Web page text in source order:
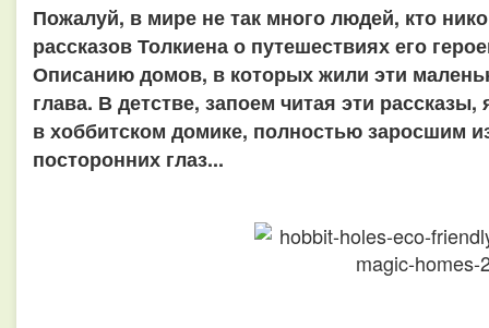
Пожалуй, в мире не так много людей, кто
рассказов Толкиена о путешествиях его
Описанию домов, в которых жили эти
глава. В детстве, запоем читая эти
в хоббитском домике, полностью заросшим
посторонних глаз...